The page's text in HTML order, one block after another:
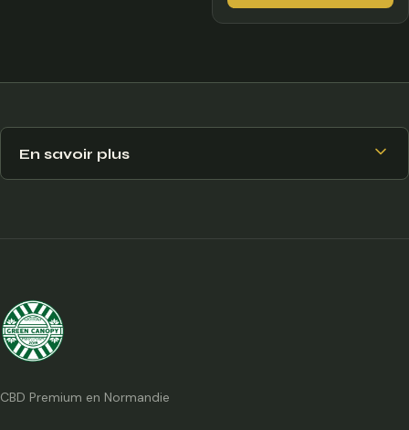
3,50 €
En savoir plus
CBD Premium en Normandie